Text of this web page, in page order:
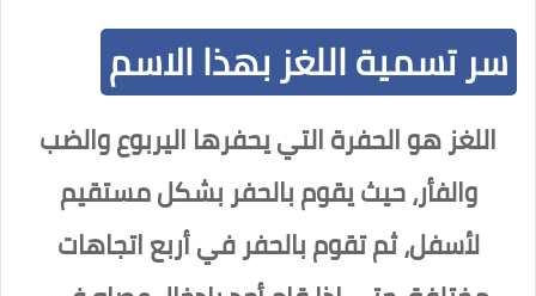
سر تسمية اللغز بهذا الاسم
اللغز هو الحفرة التي يحفرها اليربوع والضب
والفأر، حيث يقوم بالحفر بشكل مستقيم
لأسفل، ثم تقوم بالحفر في أربع اتجاهات